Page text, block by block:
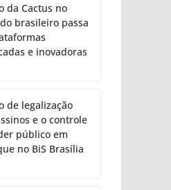
da Cactus no
brasileiro passa
e inovadoras
de legalização
e o controle
público em
no BiS Brasília